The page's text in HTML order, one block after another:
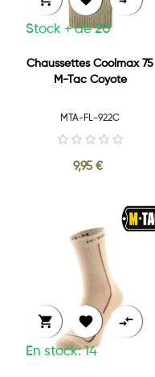
Stock + de 20
Chaussettes Coolmax 75
M-Tac Coyote
MTA-FL-922C
9,95 €
En stock: 14
  